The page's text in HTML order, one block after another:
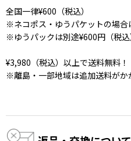
全国一律¥600（税込）
※ネコポス・ゆうパケットの場合
※ゆうパックは別途¥600円（税込
¥3,980（税込）以上で送料無料！
※離島・一部地域は追加送料がか